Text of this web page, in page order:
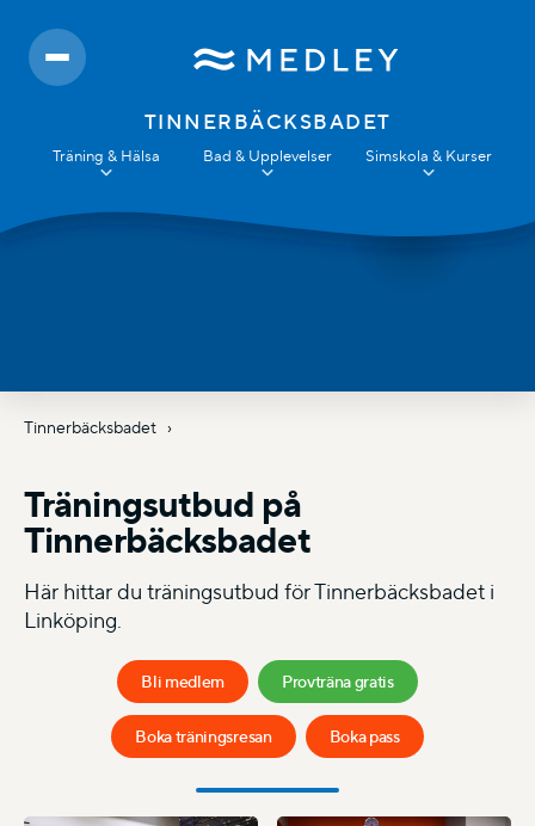
TINNERBÄCKSBADET
Träning & Hälsa Bad & Upplevelser Simskola & Kurser
Tinnerbäcksbadet
Träningsutbud på
Tinnerbäcksbadet
Här hittar du träningsutbud för Tinnerbäcksbadet i
Linköping.
Bli medlem Provträna gratis
Boka träningsresan Boka pass